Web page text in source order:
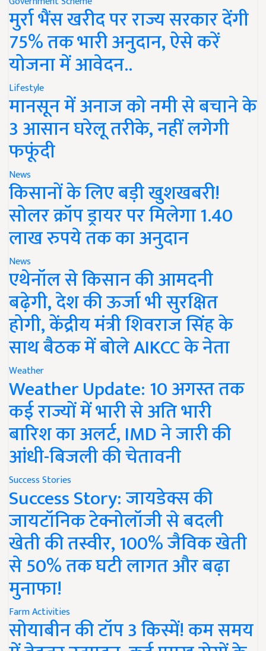
मुर्रा भैंस खरीद पर राज्य सरकार देंगी
75% तक भारी अनुदान, ऐसे करें
योजना में आवेदन..
Lifestyle
मानसून में अनाज को नमी से बचाने के
3 आसान घरेलू तरीके, नहीं लगेगी
फफूंदी
News
किसानों के लिए बड़ी खुशखबरी!
सोलर क्रॉप ड्रायर पर मिलेगा 1.40
लाख रुपये तक का अनुदान
News
एथेनॉल से किसान की आमदनी
बढ़ेगी, देश की ऊर्जा भी सुरक्षित
होगी, केंद्रीय मंत्री शिवराज सिंह के
साथ बैठक में बोले AIKCC के नेता
Weather
Weather Update: 10 अगस्त तक
कई राज्यों में भारी से अति भारी
बारिश का अलर्ट, IMD ने जारी की
आंधी-बिजली की चेतावनी
Success Stories
Success Story: जायडेक्स की
जायटॉनिक टेक्नोलॉजी से बदली
खेती की तस्वीर, 100% जैविक खेती
से 50% तक घटी लागत और बढ़ा
मुनाफा!
Farm Activities
सोयाबीन की टॉप 3 किस्में! कम समय